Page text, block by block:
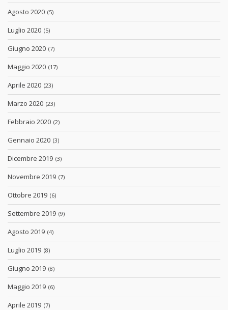
Agosto 2020 (5)
Luglio 2020 (5)
Giugno 2020 (7)
Maggio 2020 (17)
Aprile 2020 (23)
Marzo 2020 (23)
Febbraio 2020 (2)
Gennaio 2020 (3)
Dicembre 2019 (3)
Novembre 2019 (7)
Ottobre 2019 (6)
Settembre 2019 (9)
Agosto 2019 (4)
Luglio 2019 (8)
Giugno 2019 (8)
Maggio 2019 (6)
Aprile 2019 (7)